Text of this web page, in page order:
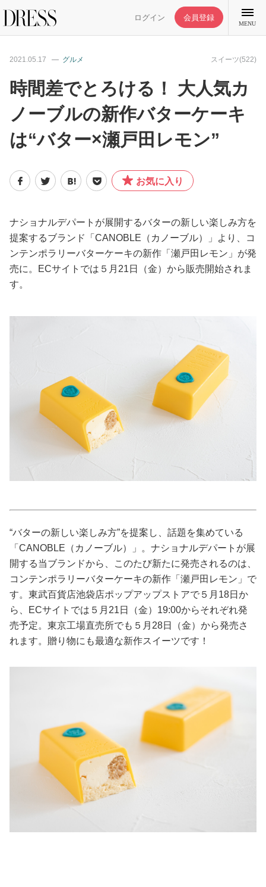
ログイン 会員登録
MENU
特集記事
DRESS部活
ライフスタイル
ファッション
恋愛/結婚/離婚
ココロ/カラダ
グルメ
占い
性と愛
ゲーム
2021.05.17 グルメ スイーツ(522)
時間差でとろける！ 大人気カ
ノーブルの新作バターケーキ
は“バター×瀬戸田レモン”
お気に入り
ナショナルデパートが展開するバターの新しい楽しみ方を
提案するブランド「CANOBLE（カノーブル）」より、コ
ンテンポラリーバターケーキの新作「瀬戸田レモン」が発
売に。ECサイトでは５月21日（金）から販売開始されま
す。
“バターの新しい楽しみ方”を提案し、話題を集めている
「CANOBLE（カノーブル）」。ナショナルデパートが展
開する当ブランドから、このたび新たに発売されるのは、
コンテンポラリーバターケーキの新作「瀬戸田レモン」で
す。東武百貨店池袋店ポップアップストアで５月18日か
ら、ECサイトでは５月21日（金）19:00からそれぞれ発
売予定。東京工場直売所でも５月28日（金）から発売さ
れます。贈り物にも最適な新作スイーツです！